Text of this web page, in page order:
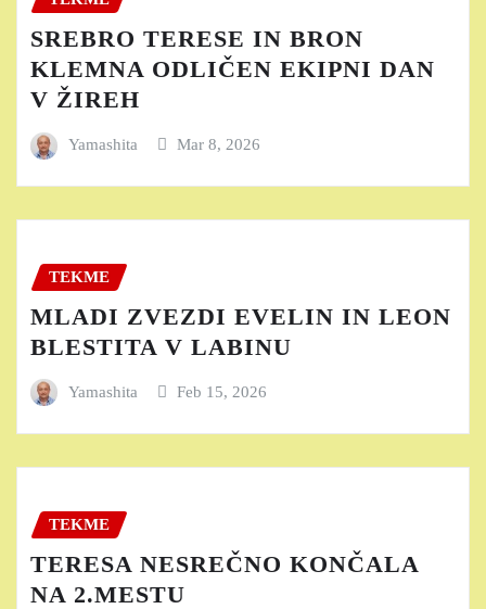
SREBRO TERESE IN BRON
KLEMNA ODLIČEN EKIPNI DAN
V ŽIREH
Yamashita Mar 8, 2026
TEKME
MLADI ZVEZDI EVELIN IN LEON
BLESTITA V LABINU
Yamashita Feb 15, 2026
TEKME
TERESA NESREČNO KONČALA
NA 2.MESTU